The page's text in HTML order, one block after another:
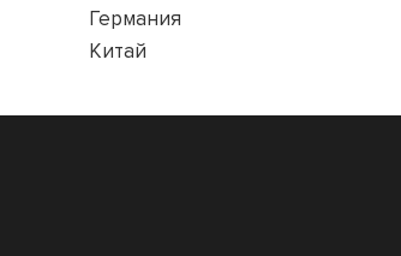
Германия
Китай